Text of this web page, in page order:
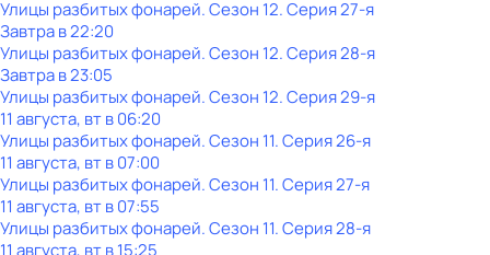
Улицы разбитых фонарей. Сезон 12. Серия 27-я
Завтра в 22:20
Улицы разбитых фонарей. Сезон 12. Серия 28-я
Завтра в 23:05
Улицы разбитых фонарей. Сезон 12. Серия 29-я
11 августа, вт в 06:20
Улицы разбитых фонарей. Сезон 11. Серия 26-я
11 августа, вт в 07:00
Улицы разбитых фонарей. Сезон 11. Серия 27-я
11 августа, вт в 07:55
Улицы разбитых фонарей. Сезон 11. Серия 28-я
11 августа, вт в 15:25